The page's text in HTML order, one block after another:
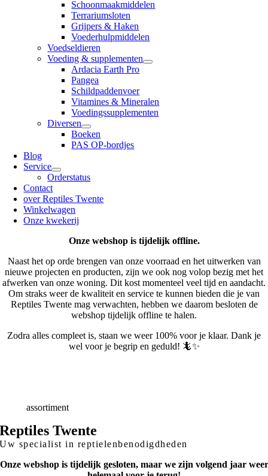
Schoonmaakmiddelen
Terrariumsloten
Grijpers & Haken
Voederhulpmiddelen
Voedseldieren
Voeding & supplementen
Ardacia Earth Pro
Pangea
Schildpaddenvoer
Vitamines & Mineralen
Voedingssupplementen
Diversen
Boeken
PAS OP-bordjes
Blog
Service
Orderstatus
Contact
over Reptiles Twente
Winkelwagen
Onze kwekerij
Onze webshop is tijdelijk offline.
Naast het op orde brengen van onze voorraad en het uitwerken van
nieuwe projecten en producten, zijn we ook nog volop bezig met het
afwerken van onze woning. Dit kost momenteel veel tijd en aandacht.
Om straks weer de kwaliteit en service te kunnen bieden die je van
Reptiles Twente mag verwachten, hebben we daarom besloten de
webshop tijdelijk offline te halen.
Zodra alles compleet is, staan we weer 100% voor je klaar. Dank je
wel voor je begrip en geduld! 🦎✨
Breedassortiment
Reptiles Twente
Uw specialist in reptielenbenodigdheden
Onze webshop is tijdelijk gesloten, maar we zijn volgend jaar weer